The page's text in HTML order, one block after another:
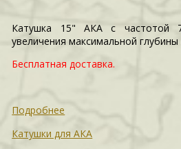
Катушка 15" АКА с частотой
увеличения максимальной
Бесплатная доставка.
Подробнее
Катушки для АКА